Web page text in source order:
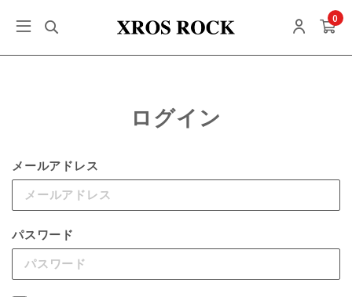
0
ログイン
メールアドレス
パスワード